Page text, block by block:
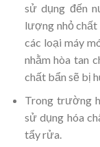
sử dụng đến
lượng nhỏ
các loại máy
nhằm hòa tan
chất bẩn sẽ bị
Trong trường
sử dụng hóa
tẩy rửa.